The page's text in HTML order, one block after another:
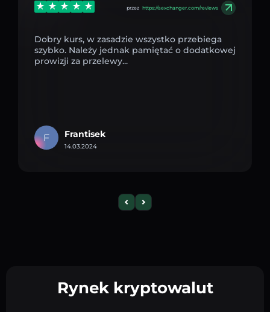
przez https://aexchanger.com/reviews
Dobry kurs, w zasadzie wszystko przebiega
szybko. Należy jednak pamiętać o dodatkowej
prowizji za przelewy...
F Frantisek
14.03.2024
Rynek kryptowalut